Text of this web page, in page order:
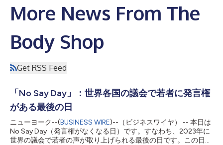
More News From The
Body Shop
Get RSS Feed
「No Say Day」：世界各国の議会で若者に発言権
がある最後の日
ニューヨーク--(BUSINESS WIRE)--（ビジネスワイヤ） -- 本日は
No Say Day（発言権がなくなる日）です。すなわち、2023年に
世界の議会で若者の声が取り上げられる最後の日です。この日